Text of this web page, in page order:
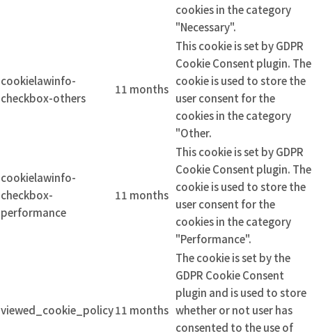
cookies in the category
"Necessary".
cookielawinfo-
checkbox-others
11 months
This cookie is set by GDPR
Cookie Consent plugin. The
cookie is used to store the
user consent for the
cookies in the category
"Other.
cookielawinfo-
checkbox-
performance
11 months
This cookie is set by GDPR
Cookie Consent plugin. The
cookie is used to store the
user consent for the
cookies in the category
"Performance".
viewed_cookie_policy11 months
The cookie is set by the
GDPR Cookie Consent
plugin and is used to store
whether or not user has
consented to the use of